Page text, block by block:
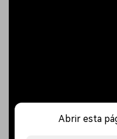
Abrir esta